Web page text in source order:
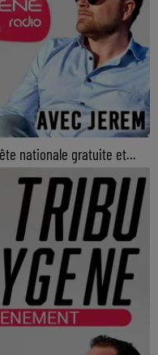
nationale gratuite et...